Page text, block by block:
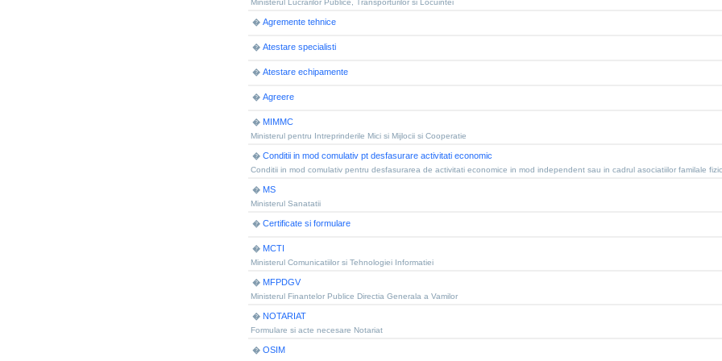
Ministerul Lucrarilor Publice, Transporturilor si Locuintei
� Agremente tehnice
� Atestare specialisti
� Atestare echipamente
� Agreere
� MIMMC
Ministerul pentru Intreprinderile Mici si Mijlocii si Cooperatie
� Conditii in mod comulativ pt desfasurare activitati economic
Conditii in mod comulativ pentru desfasurarea de activitati economice in mod independent sau in cadrul asociatiilor familale
� MS
Ministerul Sanatatii
� Certificate si formulare
� MCTI
Ministerul Comunicatiilor si Tehnologiei Informatiei
� MFPDGV
Ministerul Finantelor Publice Directia Generala a Vamilor
� NOTARIAT
Formulare si acte necesare Notariat
� OSIM